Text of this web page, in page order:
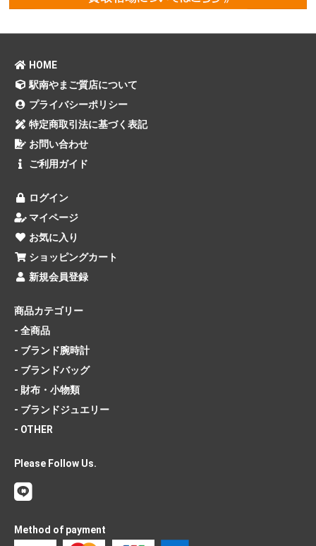
HOME
駅南やまご質店について
プライバシーポリシー
特定商取引法に基づく表記
お問い合わせ
ご利用ガイド
ログイン
マイページ
お気に入り
ショッピングカート
新規会員登録
商品カテゴリー
- 全商品
- ブランド腕時計
- ブランドバッグ
- 財布・小物類
- ブランドジュエリー
- OTHER
Please Follow Us.
Method of payment